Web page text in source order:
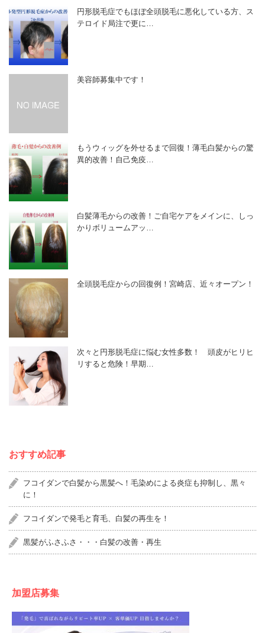
円形脱毛症でもほぼ全頭脱毛に悪化している方、ス
テロイド局注で更に…
美容師募集中です！
もうウィッグを外せるまで回復！薄毛白髪からの驚
異的改善！自己免疫…
白髪薄毛からの改善！ご自宅ケアをメインに、しっ
かりボリュームアッ…
全頭脱毛症からの回復例！宮崎店、近々オープン！
次々と円形脱毛症に悩む女性多数！ 頭皮がヒリヒ
リすると危険！早期…
おすすめ記事
フコイダンで白髪から黒髪へ！毛染めによる炎症も抑制し、黒々
に！
フコイダンで発毛と育毛、白髪の再生を！
黒髪がふさふさ・・・白髪の改善・再生
加盟店募集